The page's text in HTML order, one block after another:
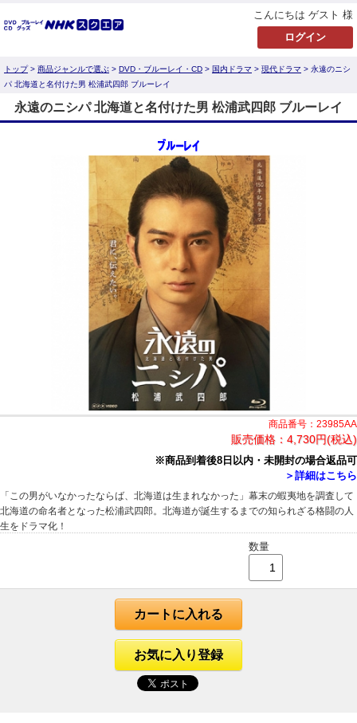
こんにちは ゲスト 様
トップ> 商品ジャンルで選ぶ > DVD・ブルーレイ・CD > 国内ドラマ > 現代ドラマ > 永遠のニシ
パ 北海道と名付けた男 松浦武四郎 ブルーレイ
永遠のニシパ 北海道と名付けた男 松浦武四郎 ブルーレイ
商品番号：23985AA
販売価格： 4,730円(税込)
※商品到着後8日以内・未開封の場合返品可
＞詳細はこちら
「この男がいなかったならば、北海道は生まれなかった」幕末の蝦夷地を調査して
北海道の命名者となった松浦武四郎。北海道が誕生するまでの知られざる格闘の人
生をドラマ化！
数量
カートに入れる
お気に入り登録